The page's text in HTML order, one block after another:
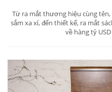
Từ ra mắt thương hiệu cùng
sắm xa xỉ, đến thiết kế, ra mắt
về hàng tỷ